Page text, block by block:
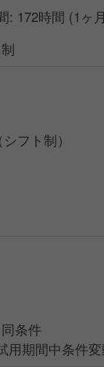
: 172時間 (1ヶ
フト制）
条件
期間中条件変